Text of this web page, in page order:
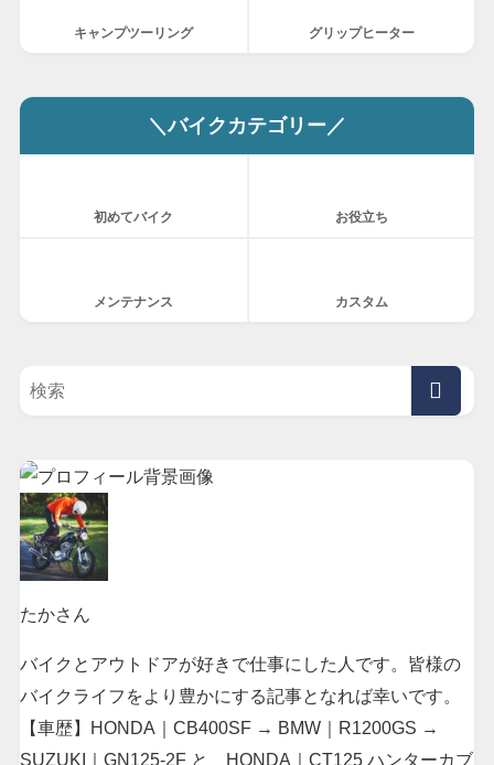
キャンプツーリング グリップヒーター
＼バイクカテゴリー／
初めてバイク お役立ち
メンテナンス カスタム
たかさん
バイクとアウトドアが好きで仕事にした人です。皆様の
バイクライフをより豊かにする記事となれば幸いです。
【車歴】HONDA｜CB400SF → BMW｜R1200GS →
SUZUKI｜GN125-2F と HONDA｜CT125 ハンターカブ